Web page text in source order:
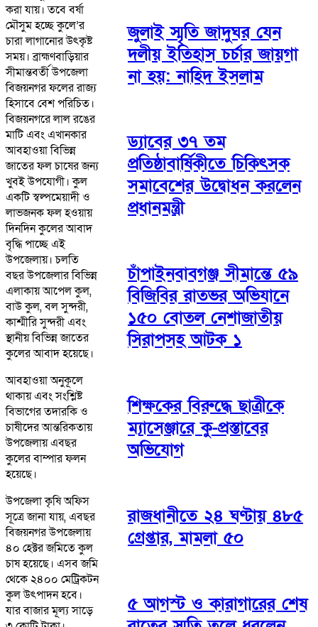
করা যায়। তবে বর্ষা
মৌসুম হচ্ছে কুলে’র
চারা লাগানোর উৎকৃষ্ট
সময়। ব্রাহ্মণবাড়িয়ার
সীমান্তবর্তী উপজেলা
বিজয়নগর ফলের রাজ্য
হিসাবে বেশ পরিচিত।
বিজয়নগরে লাল রঙের
মাটি এবং এখানকার
আবহাওয়া বিভিন্ন
জাতের ফল চাষের জন্য
খুবই উপযোগী। কুল
একটি স্বল্পমেয়াদী ও
লাভজনক ফল হওয়ায়
দিনদিন কুলের আবাদ
বৃদ্ধি পাচ্ছে এই
উপজেলায়। চলতি
বছর উপজেলার বিভিন্ন
এলাকায় আপেল কুল,
বাউ কুল, বল সুন্দরী,
কাশ্মীরি সুন্দরী এবং
স্থানীয় বিভিন্ন জাতের
কুলের আবাদ হয়েছে।
আবহাওয়া অনুকূলে
থাকায় এবং সংশ্লিষ্ট
বিভাগের তদারকি ও
চাষীদের আন্তরিকতায়
উপজেলায় এবছর
কুলের বাম্পার ফলন
হয়েছে।
উপজেলা কৃষি অফিস
সূত্রে জানা যায়, এবছর
বিজয়নগর উপজেলায়
৪০ হেক্টর জমিতে কুল
চাষ হয়েছে। এসব জমি
থেকে ২৪০০ মেট্রিকটন
কুল উৎপাদন হবে।
যার বাজার মূল্য সাড়ে
জুলাই স্মৃতি জাদুঘর যেন
দলীয় ইতিহাস চর্চার জায়গা
না হয়: নাহিদ ইসলাম
ড্যাবের ৩৭ তম
প্রতিষ্ঠাবার্ষিকীতে চিকিৎসক
সমাবেশের উদ্বোধন করলেন
প্রধানমন্ত্রী
চাঁপাইনবাবগঞ্জ সীমান্তে ৫৯
বিজিবির রাতভর অভিযানে
১৫০ বোতল নেশাজাতীয়
সিরাপসহ আটক ১
শিক্ষকের বিরুদ্ধে ছাত্রীকে
ম্যাসেঞ্জারে কু-প্রস্তাবের
অভিযোগ
রাজধানীতে ২৪ ঘণ্টায় ৪৮৫
গ্রেপ্তার, মামলা ৫০
৫ আগস্ট ও কারাগারের শেষ